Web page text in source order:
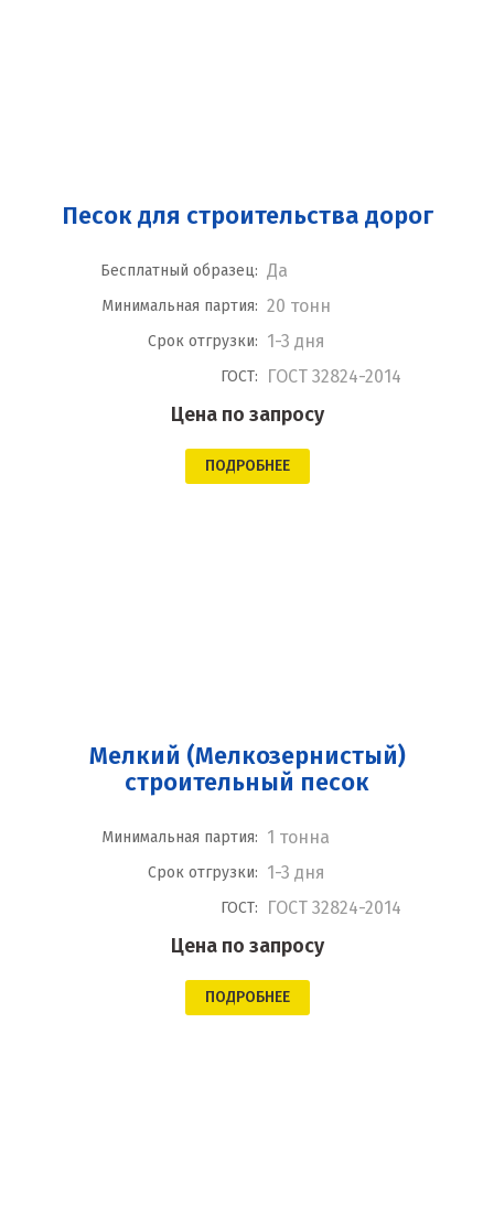
Песок для строительства дорог
Бесплатный образец: Да
Минимальная партия: 20 тонн
Срок отгрузки: 1-3 дня
ГОСТ: ГОСТ 32824-2014
Цена по запросу
ПОДРОБНЕЕ
Мелкий (Мелкозернистый)
строительный песок
Минимальная партия: 1 тонна
Срок отгрузки: 1-3 дня
ГОСТ: ГОСТ 32824-2014
Цена по запросу
ПОДРОБНЕЕ